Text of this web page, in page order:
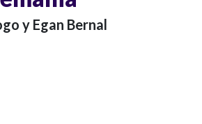
y Egan Bernal